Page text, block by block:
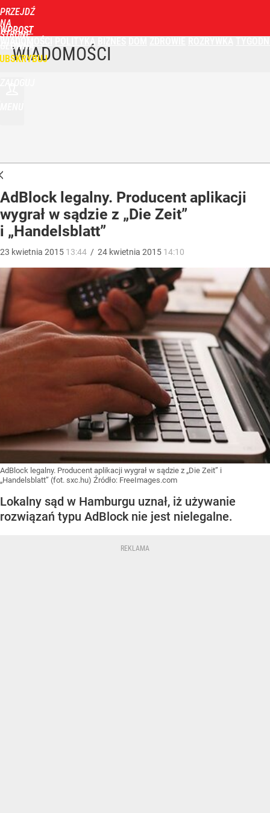
PRZEJDŹ
NA
STRONĘ
GŁÓWNĄ
WPROST
POLITYKA
WIADOMOŚCI
AdBlock legalny. Producent aplikacji
wygrał w sądzie z „Die Zeit”
i „Handelsblatt”
23 kwietnia 2015 13:44 / 24 kwietnia 2015 14:10
AdBlock legalny. Producent aplikacji wygrał w sądzie z „Die Zeit” i
„Handelsblatt” (fot. sxc.hu) Źródło: FreeImages.com
Lokalny sąd w Hamburgu uznał, iż używanie
rozwiązań typu AdBlock nie jest nielegalne.